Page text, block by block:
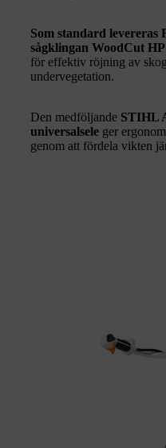
Som standard levereras
sågklingan WoodCut HP
för effektiv röjning av
undervegetation.
Den medföljande STIHL
universalsele ger
genom att fördela vikten